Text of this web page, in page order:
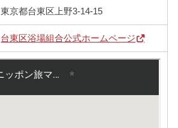
東京都台東区上野3-14-15
台東区浴場組合公式ホームページ